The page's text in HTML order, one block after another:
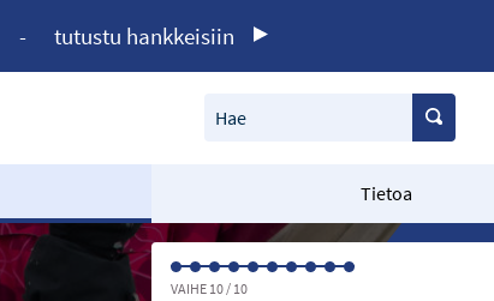
- tutustu hankkeisiin
Hae
Tietoa
VAIHE 10 / 10